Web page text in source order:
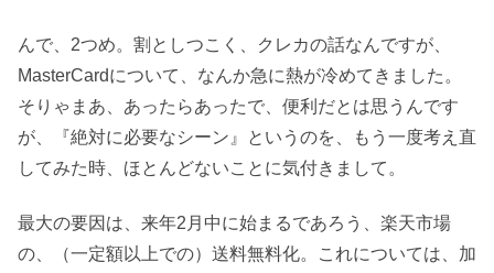
んで、2つめ。割としつこく、クレカの話なんですが、
MasterCardについて、なんか急に熱が冷めてきました。
そりゃまあ、あったらあったで、便利だとは思うんです
が、『絶対に必要なシーン』というのを、もう一度考え直
してみた時、ほとんどないことに気付きまして。
最大の要因は、来年2月中に始まるであろう、楽天市場
の、（一定額以上での）送料無料化。これについては、加